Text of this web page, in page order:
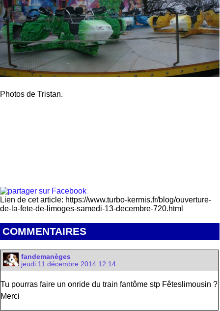
Photos de Tristan.
Lien de cet article: https://www.turbo-kermis.fr/blog/ouverture-
de-la-fete-de-limoges-samedi-13-decembre-720.html
COMMENTAIRES
fandemanèges
jeudi 11 décembre 2014 12:14
Tu pourras faire un onride du train fantôme stp Fêteslimousin ?
Merci